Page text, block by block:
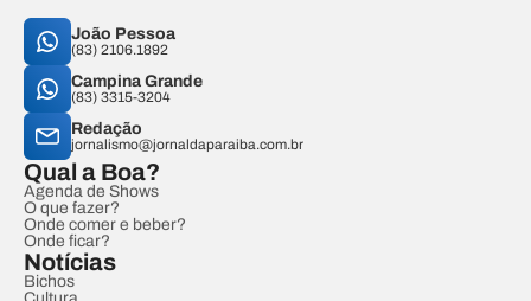
João Pessoa
(83) 2106.1892
Campina Grande
(83) 3315-3204
Redação
jornalismo@jornaldaparaiba.com.br
Qual a Boa?
Agenda de Shows
O que fazer?
Onde comer e beber?
Onde ficar?
Notícias
Bichos